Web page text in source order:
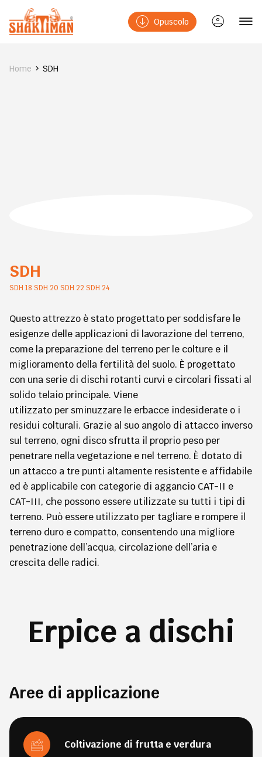
Opuscolo
Home SDH
SDH
SDH 18 SDH 20 SDH 22 SDH 24
Questo attrezzo è stato progettato per soddisfare le
esigenze delle applicazioni di lavorazione del terreno,
come la preparazione del terreno per le colture e il
miglioramento della fertilità del suolo. È progettato
con una serie di dischi rotanti curvi e circolari fissati al
solido telaio principale. Viene
utilizzato per sminuzzare le erbacce indesiderate o i
residui colturali. Grazie al suo angolo di attacco inverso
sul terreno, ogni disco sfrutta il proprio peso per
penetrare nella vegetazione e nel terreno. È dotato di
un attacco a tre punti altamente resistente e affidabile
ed è applicabile con categorie di aggancio CAT-II e
CAT-III, che possono essere utilizzate su tutti i tipi di
terreno. Può essere utilizzato per tagliare e rompere il
terreno duro e compatto, consentendo una migliore
penetrazione dell’acqua, circolazione dell’aria e
crescita delle radici.
Erpice a dischi
Aree di applicazione
Coltivazione di frutta e verdura